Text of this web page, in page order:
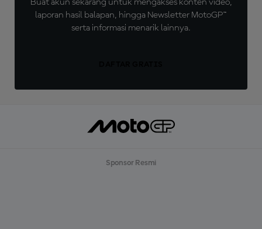
Buat akun sekarang untuk mengakses konten video,
laporan hasil balapan, hingga Newsletter MotoGP™
serta informasi menarik lainnya.
Sponsor Resmi